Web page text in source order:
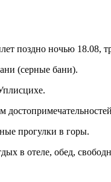
поздно ночью 18.08,
(серные бани).
прогулки в горы.
в отеле, обед,